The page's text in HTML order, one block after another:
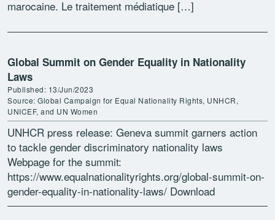
marocaine. Le traitement médiatique […]
Global Summit on Gender Equality in Nationality
Laws
Published: 13/Jun/2023
Source: Global Campaign for Equal Nationality Rights, UNHCR,
UNICEF, and UN Women
UNHCR press release: Geneva summit garners action
to tackle gender discriminatory nationality laws
Webpage for the summit:
https://www.equalnationalityrights.org/global-summit-on-
gender-equality-in-nationality-laws/ Download
interventions from African states and NGOs: Address by